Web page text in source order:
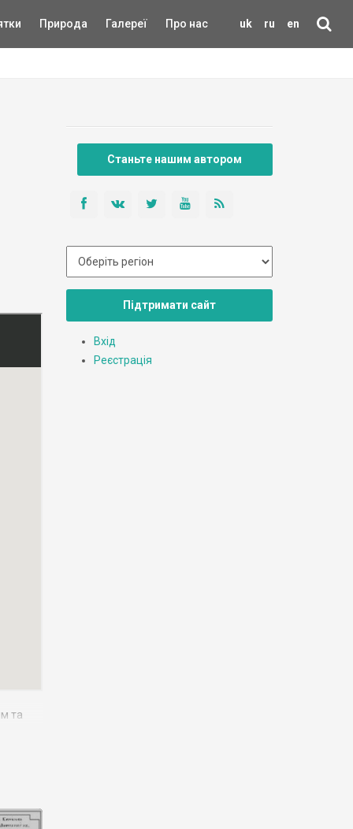
uk ru en
Природа Галереї Про нас
та
Станьте нашим автором
Підтримати сайт
Вхід
Реєстрація